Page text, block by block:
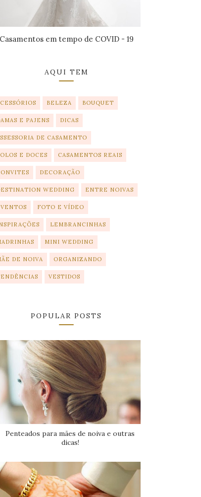
Casamentos em tempo de COVID - 19
AQUI TEM
BELEZA BOUQUET
E PAJENS DICAS
DE CASAMENTO
E DOCES CASAMENTOS REAIS
DECORAÇÃO
WEDDING ENTRE NOIVAS
FOTO E VÍDEO
LEMBRANCINHAS
MINI WEDDING
DE NOIVA ORGANIZANDO
VESTIDOS
POPULAR POSTS
Penteados para mães de noiva e outras
dicas!